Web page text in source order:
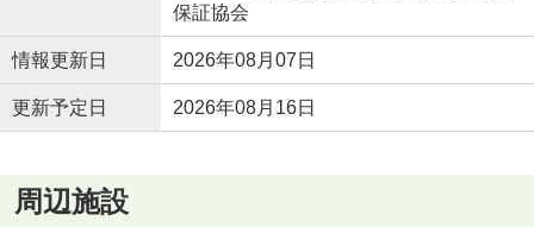
保証協会
情報更新日 2026年08月07日
更新予定日 2026年08月16日
周辺施設